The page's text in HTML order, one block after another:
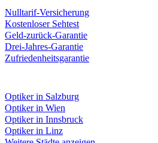
Nulltarif-Versicherung
Kostenloser Sehtest
Geld-zurück-Garantie
Drei-Jahres-Garantie
Zufriedenheitsgarantie
Optiker in Salzburg
Optiker in Wien
Optiker in Innsbruck
Optiker in Linz